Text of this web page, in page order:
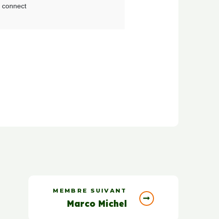
MEMBRE SUIVANT
Marco Michel